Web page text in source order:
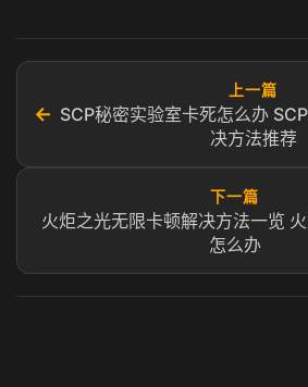
←
上一篇
SCP秘密实验室卡死怎么办
决方法推荐
下一篇
火炬之光无限卡顿解决方法一览
怎么办